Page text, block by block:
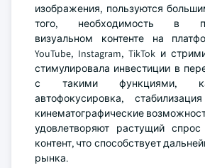
изображения, пользуются
того, необходимость в
визуальном контенте на
YouTube, Instagram, TikTok и
стимулировала инвестиции в
с такими функциями,
автофокусировка,
кинематографические
удовлетворяют растущий
контент, что способствует
рынка.